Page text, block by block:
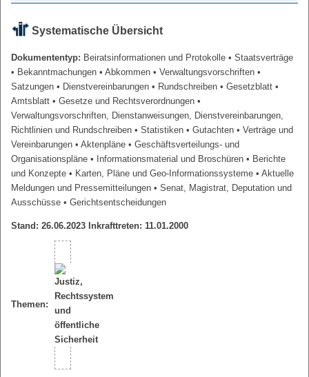
Systematische Übersicht
Dokumententyp: Beiratsinformationen und Protokolle • Staatsverträge
• Bekanntmachungen • Abkommen • Verwaltungsvorschriften •
Satzungen • Dienstvereinbarungen • Rundschreiben • Gesetzblatt •
Amtsblatt • Gesetze und Rechtsverordnungen •
Verwaltungsvorschriften, Dienstanweisungen, Dienstvereinbarungen,
Richtlinien und Rundschreiben • Statistiken • Gutachten • Verträge und
Vereinbarungen • Aktenpläne • Geschäftsverteilungs- und
Organisationspläne • Informationsmaterial und Broschüren • Berichte
und Konzepte • Karten, Pläne und Geo-Informationssysteme • Aktuelle
Meldungen und Pressemitteilungen • Senat, Magistrat, Deputation und
Ausschüsse • Gerichtsentscheidungen
Stand: 26.06.2023 Inkrafttreten: 11.01.2000
Themen: